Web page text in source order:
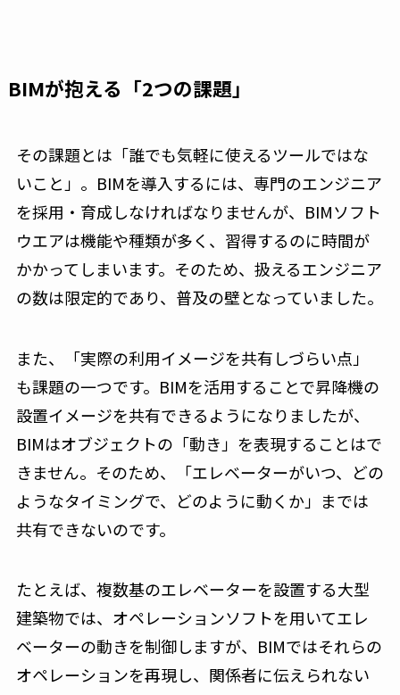
BIMが抱える「2つの課題」
その課題とは「誰でも気軽に使えるツールではな
いこと」。BIMを導入するには、専門のエンジニア
を採用・育成しなければなりませんが、BIMソフト
ウエアは機能や種類が多く、習得するのに時間が
かかってしまいます。そのため、扱えるエンジニア
の数は限定的であり、普及の壁となっていました。
また、「実際の利用イメージを共有しづらい点」
も課題の一つです。BIMを活用することで昇降機の
設置イメージを共有できるようになりましたが、
BIMはオブジェクトの「動き」を表現することはで
きません。そのため、「エレベーターがいつ、どの
ようなタイミングで、どのように動くか」までは
共有できないのです。
たとえば、複数基のエレベーターを設置する大型
建築物では、オペレーションソフトを用いてエレ
ベーターの動きを制御しますが、BIMではそれらの
オペレーションを再現し、関係者に伝えられない